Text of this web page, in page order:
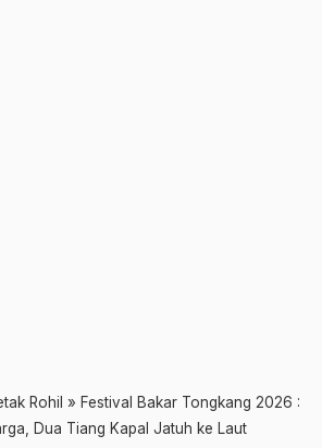
Rohil » Festival Bakar Tongkang 2026 :
Dua Tiang Kapal Jatuh ke Laut